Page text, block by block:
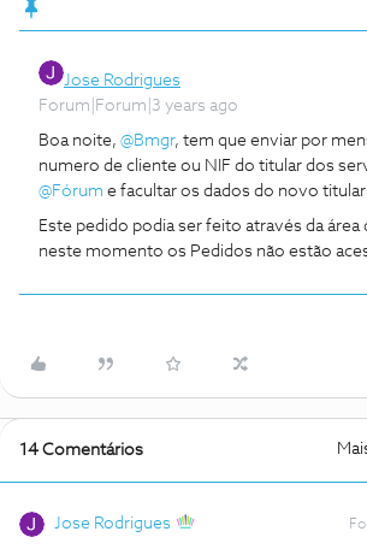
Jose Rodrigues
Forum|Forum|3 years ago
Boa noite, @Bmgr, tem que enviar por
numero de cliente ou NIF do titular dos
@Fórum e facultar os dados do novo
Este pedido podia ser feito através da área
neste momento os Pedidos não estão
14 Comentários
Jose Rodrigues